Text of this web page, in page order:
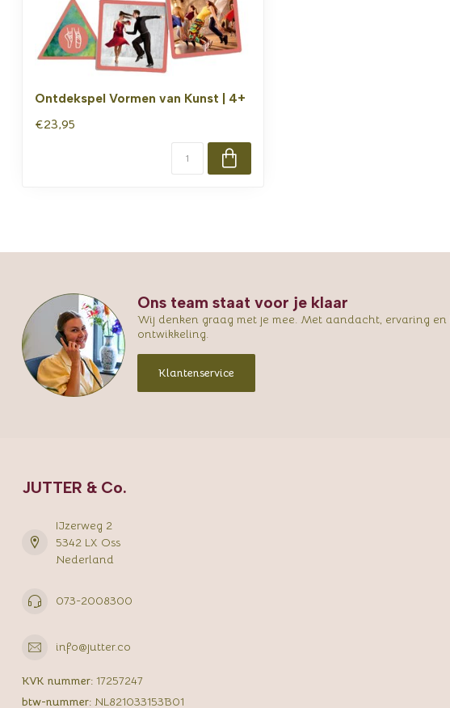
Ontdekspel Vormen van Kunst | 4+
€23,95
Ons team staat voor je klaar
Wij denken graag met je mee. Met aandacht, ervaring en
ontwikkeling.
Klantenservice
JUTTER & Co.
IJzerweg 2
5342 LX Oss
Nederland
073-2008300
info@jutter.co
KVK nummer: 17257247
btw-nummer: NL821033153B01